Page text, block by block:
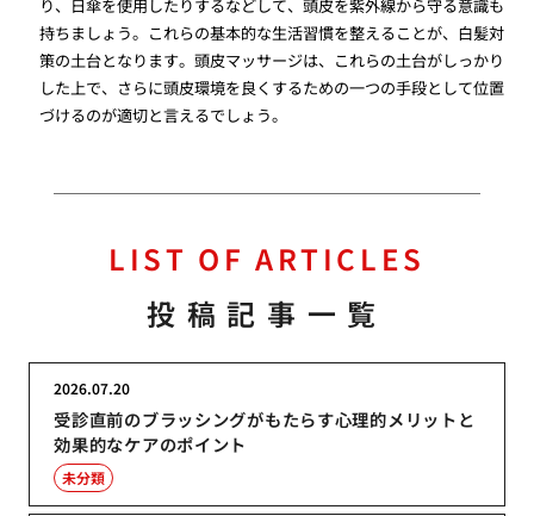
り、日傘を使用したりするなどして、頭皮を紫外線から守る意識も
持ちましょう。これらの基本的な生活習慣を整えることが、白髪対
策の土台となります。頭皮マッサージは、これらの土台がしっかり
した上で、さらに頭皮環境を良くするための一つの手段として位置
づけるのが適切と言えるでしょう。
LIST OF ARTICLES
投稿記事一覧
受診直前のブラッシングがもたらす心理的メリットと
効果的なケアのポイント
2026.07.20
未分類